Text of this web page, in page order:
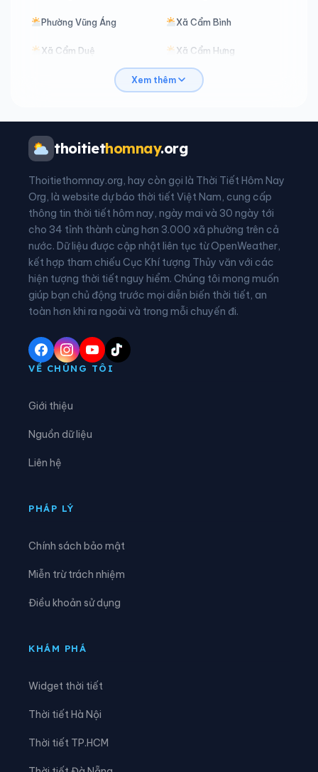
Phường Vũng Áng Xã Cẩm Bình
Xã Cẩm Duệ Xã Cẩm Hưng
Xã Cẩm Trung
Xã Cổ Đạm
Xã Đông Kinh
Xã Đồng Tiến Xã Đức Đồng
Xã Đức Minh Xã Đức Quang
Xã Đức Thịnh Xã Đức Thọ
Xã Gia Hanh Xã Hà Linh
Xã Hồng Lộc Xã Hương Bình
Xã Hương Đô
Xã Hương Phố
Xã Kỳ Xuân
Xã Sơn Tiến
Xem thêm
thoitiethomnay.org
Thoitiethomnay.org, hay còn gọi là Thời Tiết Hôm Nay
Org, là website dự báo thời tiết Việt Nam, cung cấp
thông tin thời tiết hôm nay, ngày mai và 30 ngày tới
cho 34 tỉnh thành cùng hơn 3.000 xã phường trên cả
nước. Dữ liệu được cập nhật liên tục từ OpenWeather,
kết hợp tham chiếu Cục Khí tượng Thủy văn với các
hiện tượng thời tiết nguy hiểm. Chúng tôi mong muốn
giúp bạn chủ động trước mọi diễn biến thời tiết, an
toàn hơn khi ra ngoài và trong mỗi chuyến đi.
VỀ CHÚNG TÔI
Giới thiệu
Nguồn dữ liệu
Liên hệ
PHÁP LÝ
Chính sách bảo mật
Miễn trừ trách nhiệm
Điều khoản sử dụng
KHÁM PHÁ
Widget thời tiết
Thời tiết Hà Nội
Thời tiết TP.HCM